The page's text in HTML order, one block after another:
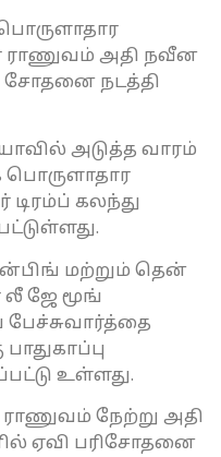
ராணுவம் அதி நவீன
சோதனை நடத்தி
அடுத்த வாரம்
பொருளாதார
டிரம்ப் கலந்து
மற்றும் தென்
லீ ஜே மூங்
பேச்சுவார்த்தை
உள்ளது.
நேற்று அதி
ஏவி பரிசோதனை